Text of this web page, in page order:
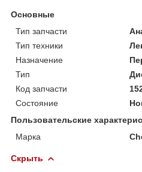
Основные
Тип запчасти
Тип техники
Назначение
Тип
Код запчасти
Состояние
Пользовательские
Марка
Скрыть